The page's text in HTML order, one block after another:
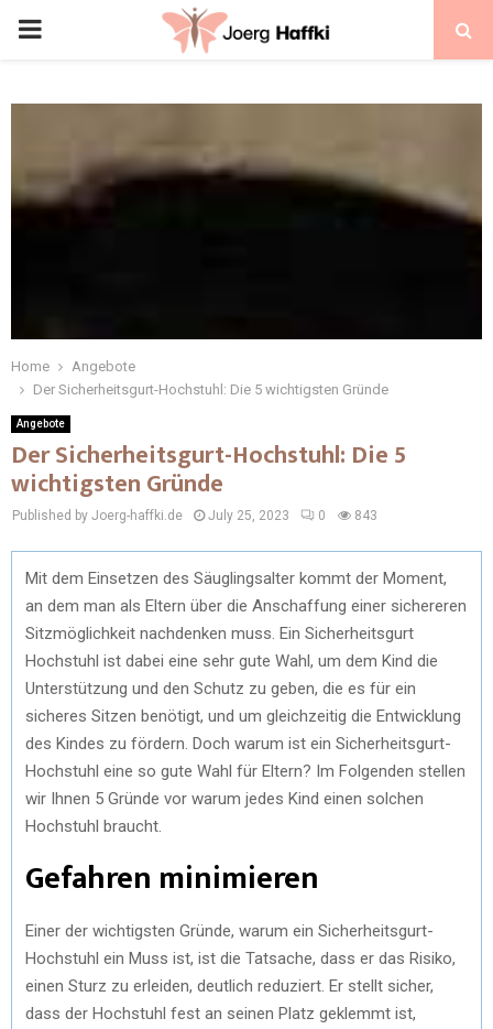
Home
Angebote
Der Sicherheitsgurt-Hochstuhl: Die 5 wichtigsten Gründe
Angebote
Der Sicherheitsgurt-Hochstuhl: Die 5
wichtigsten Gründe
Published by Joerg-haffki.de July 25, 2023 0 843
Mit dem Einsetzen des Säuglingsalter kommt der Moment,
an dem man als Eltern über die Anschaffung einer sichereren
Sitzmöglichkeit nachdenken muss. Ein Sicherheitsgurt
Hochstuhl ist dabei eine sehr gute Wahl, um dem Kind die
Unterstützung und den Schutz zu geben, die es für ein
sicheres Sitzen benötigt, und um gleichzeitig die Entwicklung
des Kindes zu fördern. Doch warum ist ein Sicherheitsgurt-
Hochstuhl eine so gute Wahl für Eltern? Im Folgenden stellen
wir Ihnen 5 Gründe vor warum jedes Kind einen solchen
Hochstuhl braucht.
Gefahren minimieren
Einer der wichtigsten Gründe, warum ein Sicherheitsgurt-
Hochstuhl ein Muss ist, ist die Tatsache, dass er das Risiko,
einen Sturz zu erleiden, deutlich reduziert. Er stellt sicher,
dass der Hochstuhl fest an seinen Platz geklemmt ist,